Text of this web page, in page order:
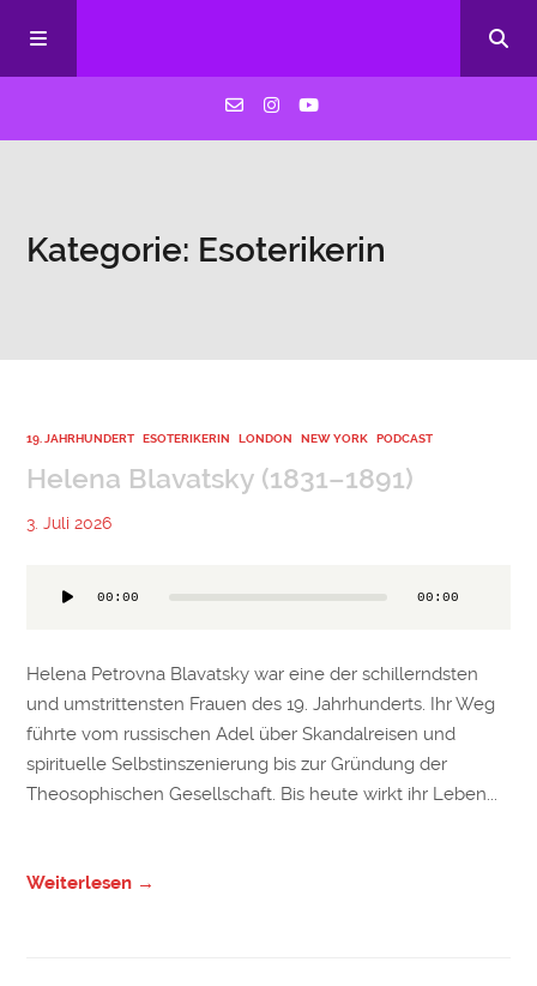
Über uns
Archiv
Kategorie: Esoterikerin
19. JAHRHUNDERT ESOTERIKERIN LONDON NEW YORK PODCAST
Helena Blavatsky (1831–1891)
3. Juli 2026
Player
00:00 00:00
Helena Petrovna Blavatsky war eine der schillerndsten
und umstrittensten Frauen des 19. Jahrhunderts. Ihr Weg
führte vom russischen Adel über Skandalreisen und
spirituelle Selbstinszenierung bis zur Gründung der
Theosophischen Gesellschaft. Bis heute wirkt ihr Leben...
Weiterlesen →